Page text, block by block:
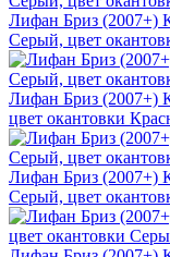
Лифан Бриз (2007+)
Серый, цвет
Лифан Бриз (2007+)
цвет окантовки
Лифан Бриз
Серый, цвет